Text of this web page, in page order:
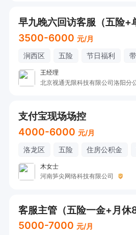
早九晚六回访客服（五险+
3500-6000 元/月
涧西区 五险 节日福利
王经理
北京视通无限科技有限公司洛阳分
支付宝现场场控
4000-6000 元/月
洛龙区 五险 住房公积金
木女士
河南笋尖网络科技有限公司
客服主管（五险一金+月休8
5000-7000 元/月